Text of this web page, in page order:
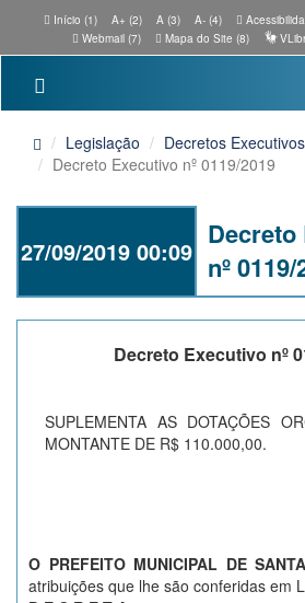
Início (1) A+ (2) A (3) A- (4)
Webmail (7)
Mapa do Site (8)
Legislação
Decretos Executivos
Decreto Executivo nº 0119/2019
27/09/2019 00:09 nº
Decreto Executivo nº
SUPLEMENTA AS DOTAÇÕES
MONTANTE DE R$ 110.000,00.
O PREFEITO MUNICIPAL DE
atribuições que lhe são conferidas em